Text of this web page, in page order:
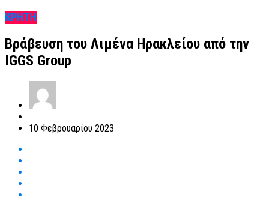
ΚΡΗΤΗ
Βράβευση του Λιμένα Ηρακλείου από την
IGGS Group
10 Φεβρουαρίου 2023